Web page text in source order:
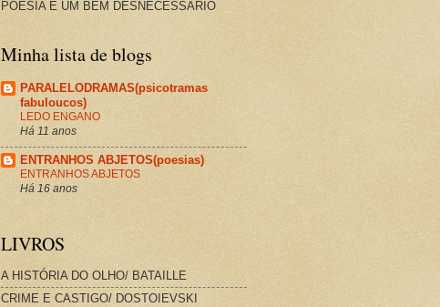
POESIA É UM BEM DESNECESSÁRIO
Minha lista de blogs
PARALELODRAMAS(psicotramas
fabuloucos)
LEDO ENGANO
Há 11 anos
ENTRANHOS ABJETOS(poesias)
ENTRANHOS ABJETOS
Há 16 anos
LIVROS
A HISTÓRIA DO OLHO/ BATAILLE
CRIME E CASTIGO/ DOSTOIEVSKI